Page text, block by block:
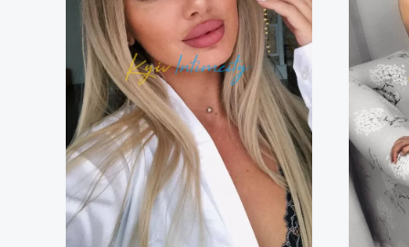
Анна
6400₴ 12800₴
32000₴
Дарницкий
Демиевская